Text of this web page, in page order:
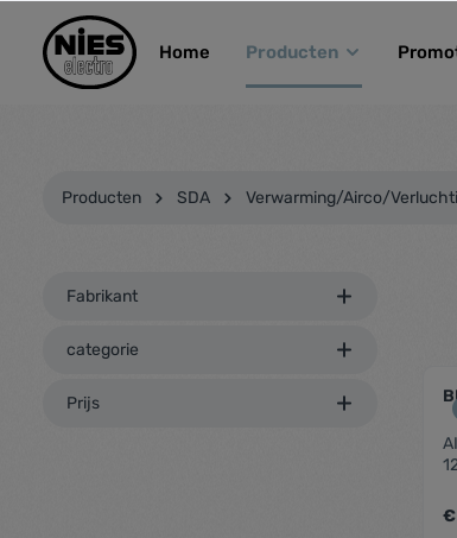
general.skipToNavigation
Home Producten
Producten SDA Verwarming/Airco/
Fabrikant
categorie
Prijs
€